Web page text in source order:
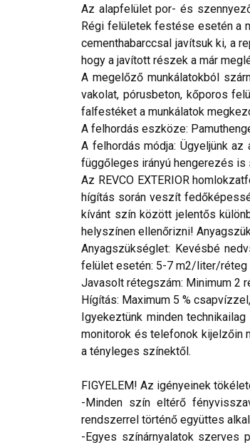
Az alapfelület por- és
Régi felületek festése esetén a
cementhabarccsal javítsuk ki, a
hogy a javított részek a már
A megelőző munkálatokból
vakolat, pórusbeton, kőporos
falfestéket a munkálatok
A felhordás eszköze:
A felhordás módja: Ügyeljünk
függőleges irányú hengerezés
Az REVCO EXTERIOR
hígítás során veszít
kívánt szín között jelentős
helyszínen ellenőrizni!
Anyagszükséglet: Kevésbé
felület esetén: 5-7 m2/liter/réteg
Javasolt rétegszám: Minimum 2
Hígítás: Maximum 5 %
Igyekeztünk minden
monitorok és telefonok kijelzőin
a tényleges színektől.
FIGYELEM! Az igényeinek
-Minden szín eltérő
rendszerrel történő együttes
-Egyes színárnyalatok szerves